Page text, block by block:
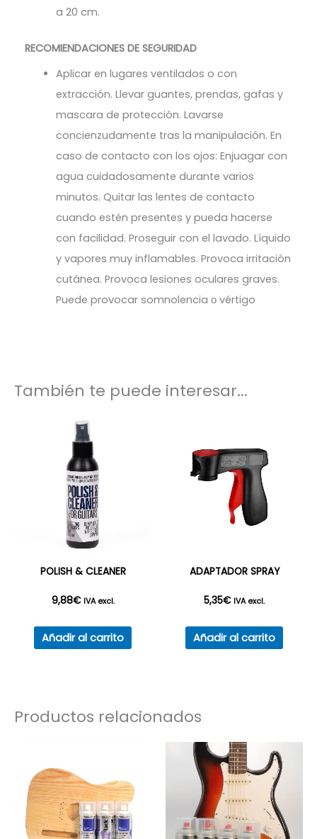
a 20 cm.
RECOMIENDACIONES DE SEGURIDAD
Aplicar en lugares ventilados o con
extracción. Llevar guantes, prendas, gafas y
mascara de protección. Lavarse
concienzudamente tras la manipulación. En
caso de contacto con los ojos: Enjuagar con
agua cuidadosamente durante varios
minutos. Quitar las lentes de contacto
cuando estén presentes y pueda hacerse
con facilidad. Proseguir con el lavado. Líquido
y vapores muy inflamables. Provoca irritación
cutánea. Provoca lesiones oculares graves.
Puede provocar somnolencia о vértigo
También te puede interesar...
POLISH & CLEANER
9,88€ IVA excl.
Añadir al carrito
ADAPTADOR SPRAY
5,35€ IVA excl.
Añadir al carrito
Productos relacionados